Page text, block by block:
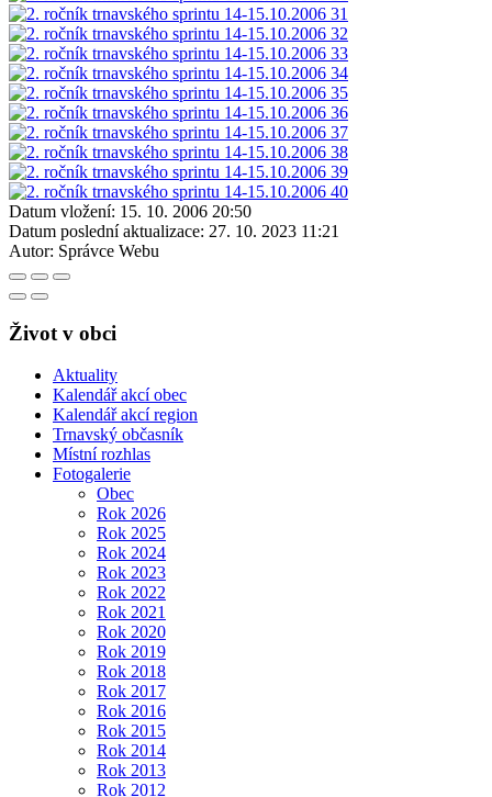
Datum vložení: 15. 10. 2006 20:50
Datum poslední aktualizace: 27. 10. 2023 11:21
Autor: Správce Webu
Život v obci
Aktuality
Kalendář akcí obec
Kalendář akcí region
Trnavský občasník
Místní rozhlas
Fotogalerie
Obec
Rok 2026
Rok 2025
Rok 2024
Rok 2023
Rok 2022
Rok 2021
Rok 2020
Rok 2019
Rok 2018
Rok 2017
Rok 2016
Rok 2015
Rok 2014
Rok 2013
Rok 2012